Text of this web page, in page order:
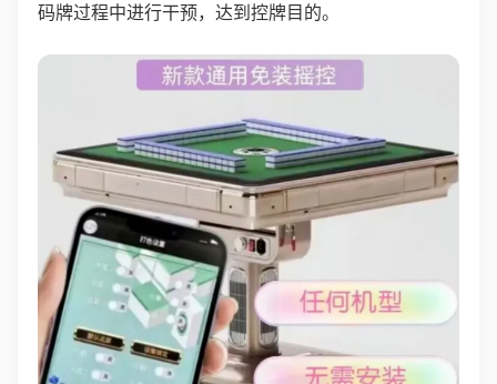
码牌过程中进行干预，达到控牌目的。